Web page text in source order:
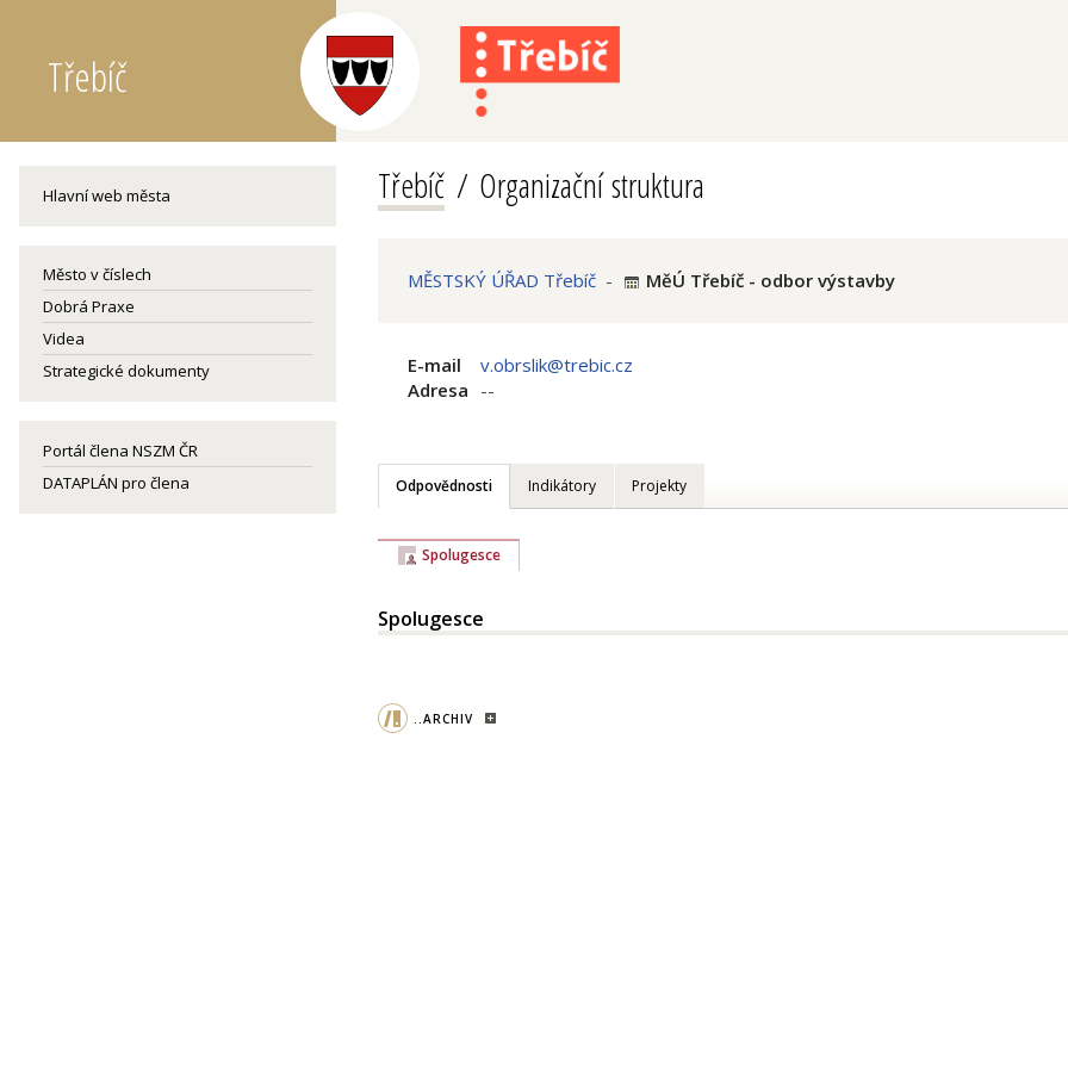
Třebíč
Hlavní web města
Město v číslech
Dobrá Praxe
Videa
Strategické dokumenty
Portál člena NSZM ČR
DATAPLÁN pro člena
Třebíč Organizační struktura
MĚSTSKÝ ÚŘAD Třebíč - MěÚ Třebíč - odbor výstavby
E-mail
v.obrslik@trebic.cz
Adresa --
Odpovědnosti Indikátory Projekty
Spolugesce
Spolugesce
..ARCHIV